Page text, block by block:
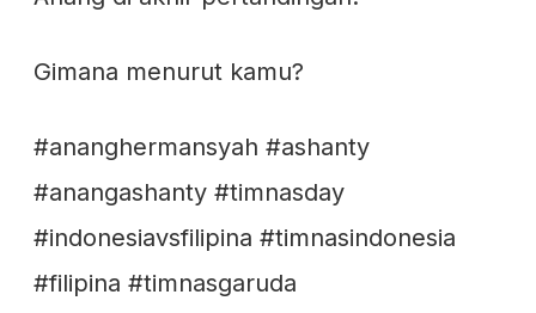
Gimana menurut kamu?
#ananghermansyah #ashanty
#anangashanty #timnasday
#indonesiavsfilipina #timnasindonesia
#filipina #timnasgaruda